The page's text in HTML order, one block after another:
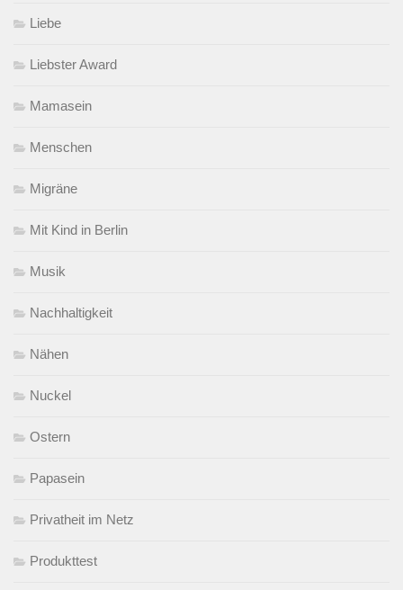
Liebe
Liebster Award
Mamasein
Menschen
Migräne
Mit Kind in Berlin
Musik
Nachhaltigkeit
Nähen
Nuckel
Ostern
Papasein
Privatheit im Netz
Produkttest